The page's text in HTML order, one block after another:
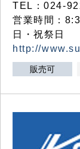
TEL：024-
営業時間：
日・祝祭日
http://
販売可